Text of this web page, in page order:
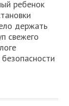
ребенок
держать
свежего